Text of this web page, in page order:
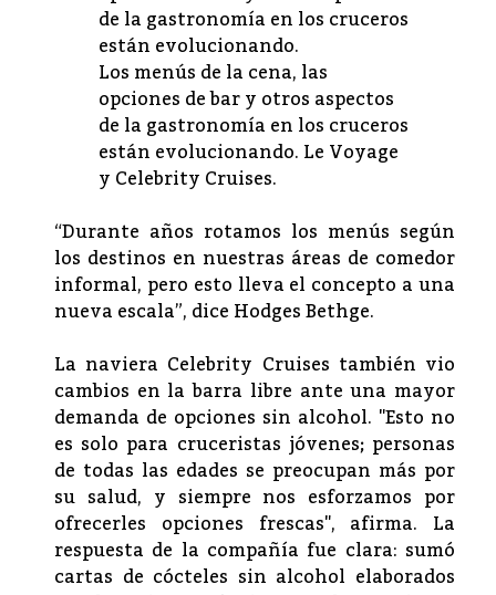
Los menús de la cena, las
opciones de bar y otros aspectos
de la gastronomía en los cruceros
están evolucionando. Le Voyage
y Celebrity Cruises.
“Durante años rotamos los menús según
los destinos en nuestras áreas de comedor
informal, pero esto lleva el concepto a una
nueva escala”, dice Hodges Bethge.
La naviera Celebrity Cruises también vio
cambios en la barra libre ante una mayor
demanda de opciones sin alcohol. "Esto no
es solo para cruceristas jóvenes; personas
de todas las edades se preocupan más por
su salud, y siempre nos esforzamos por
ofrecerles opciones frescas", afirma. La
respuesta de la compañía fue clara: sumó
cartas de cócteles sin alcohol elaborados